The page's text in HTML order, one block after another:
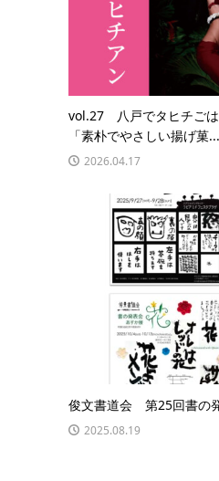
vol.27 八戸でタヒチご
「素朴でやさしい揚げ菓...
2026.04.17
俊文書道会 第25回書の
2025.08.19